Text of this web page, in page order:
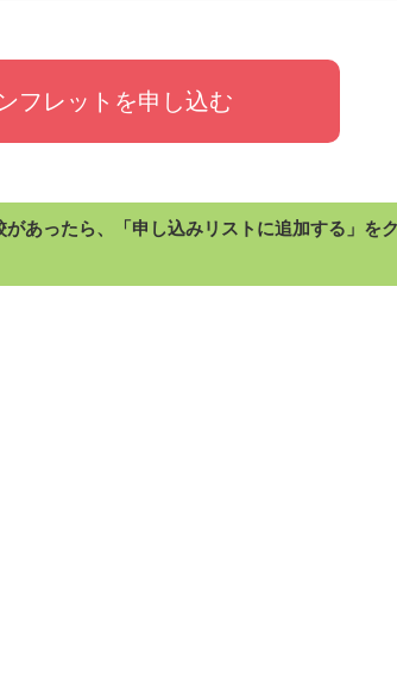
フレットを申し込む
あったら、「申し込みリストに追加する」を